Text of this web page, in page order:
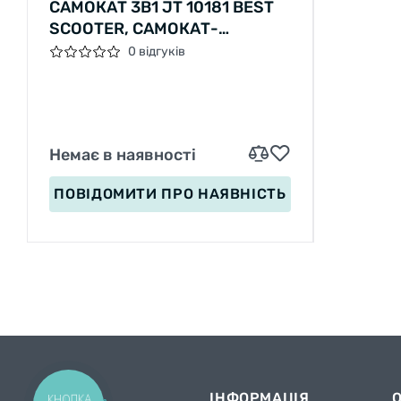
САМОКАТ 3В1 JT 10181 BEST
SCOOTER, САМОКАТ-
ВЕЛОБІГ-ВЕЛОСИПЕД
0 відгуків
Немає в наявності
ПОВІДОМИТИ ПРО НАЯВНІСТЬ